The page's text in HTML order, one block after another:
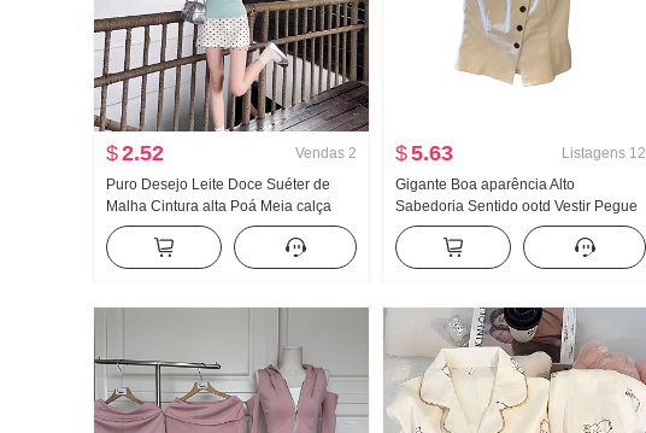
$2.52 Vendas 2
Puro Desejo Leite Doce Suéter de
Malha Cintura alta Poá Meia calça
Saia curta Para pessoas baixas Han
Departamento Dopamina Beleza
incrível Vestir Pegue Um conjunto
$5.63 Listagens 12
Gigante Boa aparência Alto
Sabedoria Sentido ootd Vestir Pegue
Um conjunto completo 2026 Novo
Irregular Jeans Saia Mulher Verão
Conjunto